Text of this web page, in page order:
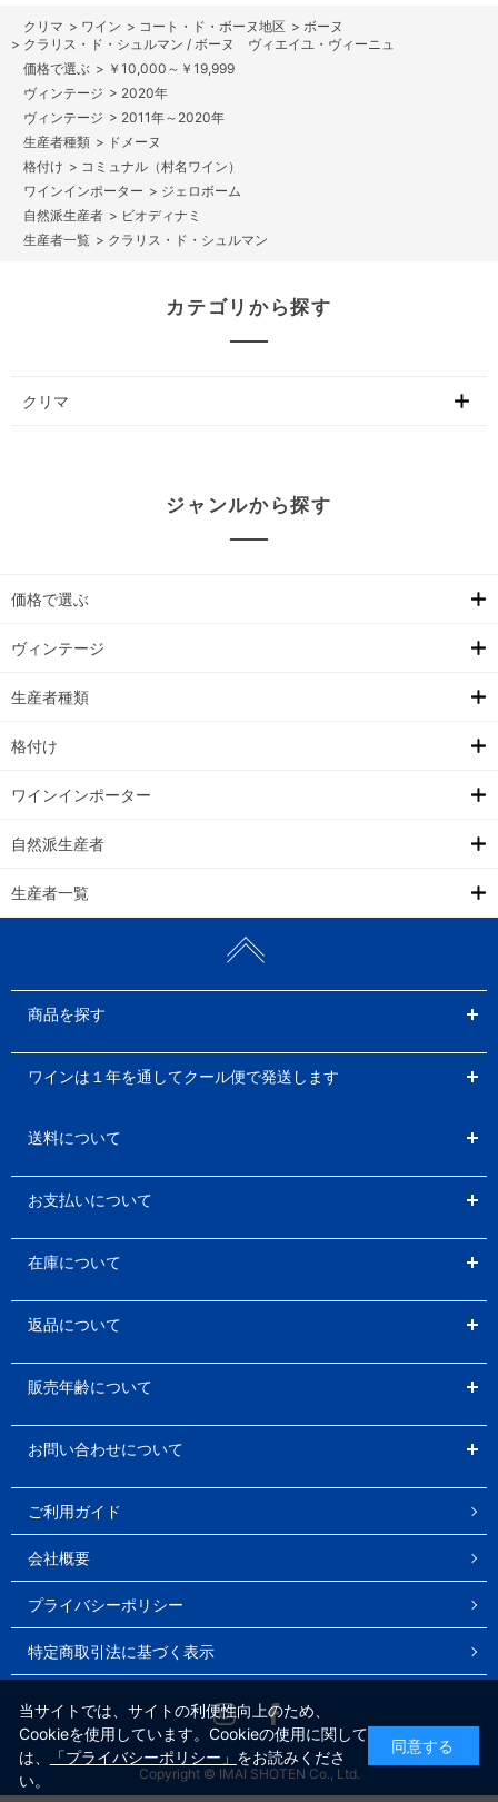
> ワイン > コート・ド・ボーヌ地区 > ボーヌ
> クラリス・ド・シュルマン / ボーヌ ヴィエイユ・ヴィーニュ
> ￥10,000～￥19,999
> 2020年
> 2011年～2020年
> ドメーヌ
> コミュナル（村名ワイン）
> ジェロボーム
> ビオディナミ
> クラリス・ド・シュルマン
カテゴリから探す
クリマ
ジャンルから探す
価格で選ぶ
ヴィンテージ
生産者種類
格付け
ワインインポーター
自然派生産者
生産者一覧
商品を探す
ワインは１年を通してクール便で発送します
送料について
お支払いについて
在庫について
返品について
販売年齢について
お問い合わせについて
ご利用ガイド
会社概要
プライバシーポリシー
特定商取引法に基づく表示
Instagram
Copyright © IMAI SHOTEN Co., Ltd.
当サイトでは、サイトの利便性向上のため、
Cookieを使用しています。Cookieの使用に関して
は、
「プライバシーポリシー」 をお読みくださ
い。
同意する